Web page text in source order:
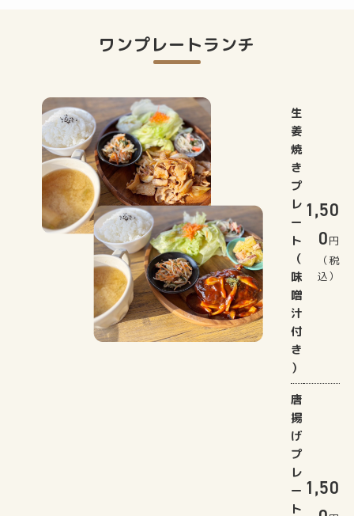
ワンプレートランチ
生
姜
焼
き
プ
レ
ー
ト
（
味
噌
汁
付
き
）
1,50
0円
（税
込）
唐
揚
げ
プ
レ
ー
ト
1,50